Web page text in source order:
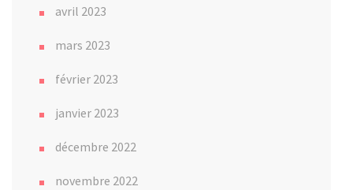
avril 2023
mars 2023
février 2023
janvier 2023
décembre 2022
novembre 2022